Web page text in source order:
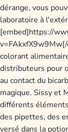
dérange, vous
laboratoire à
[embed]https://
colorant
distributeurs pour
au contact du
magique. Sissy et
différents
des pipettes, des
versé dans la